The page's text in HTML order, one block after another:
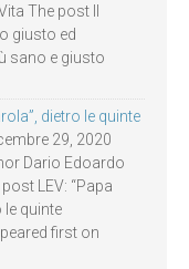
The post Il
giusto ed
sano e giusto
dietro le quinte
29, 2020
Dario Edoardo
LEV: “Papa
le quinte
first on